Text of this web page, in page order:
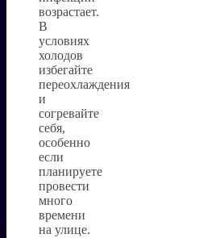
возрастает.
В
условиях
холодов
избегайте
переохлаждения
и
согревайте
себя,
особенно
если
планируете
провести
много
времени
на улице.